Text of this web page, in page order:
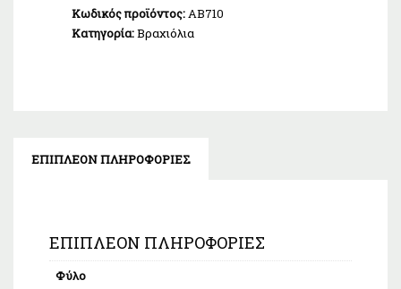
Κωδικός προϊόντος:AB710
Κατηγορία:Βραχιόλια
ΕΠΙΠΛΈΟΝ ΠΛΗΡΟΦΟΡΊΕΣ
ΕΠΙΠΛΈΟΝ ΠΛΗΡΟΦΟΡΊΕΣ
Φύλο